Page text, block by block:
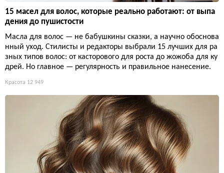
15 масел для волос, которые реально работают: от выпа
дения до пушистости
Масла для волос — не бабушкины сказки, а научно обоснова
нный уход. Стилисты и редакторы выбрали 15 лучших для ра
зных типов волос: от касторового для роста до жожоба для ку
дрей. Но главное — регулярность и правильное нанесение.
Красота 12 949